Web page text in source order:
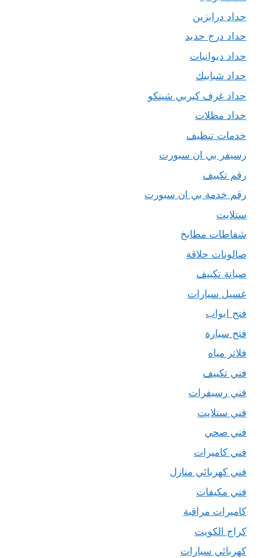
حداد درابزين
حداد درج حديد
حداد ديوانيات
حداد شبابيك
حداد غرف كيربي شينكو
حداد مظلات
خدمات تنظيف
رسيفر بي ان سبورت
رقم تكييف
رقم خدمة بي ان سبورت
ستلايت
شفاطات مطابخ
صالونات حلاقة
صيانة تكييف
غسيل سيارات
فتح ابواب
فتح سيارة
فلاتر مياه
فني تكييف
فني رسيفرات
فني ستلايت
فني صحي
فني كاميرات
فني كهربائي منازل
فني مكيفات
كاميرات مراقبة
كراج الكويت
كهربائي سيارات